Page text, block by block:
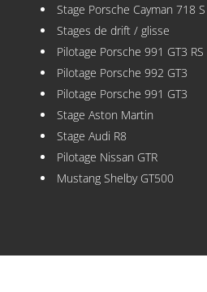
Stage Porsche Cayman 718 S
Stages de drift / glisse
Pilotage Porsche 991 GT3 RS
Pilotage Porsche 992 GT3
Pilotage Porsche 991 GT3
Stage Aston Martin
Stage Audi R8
Pilotage Nissan GTR
Mustang Shelby GT500